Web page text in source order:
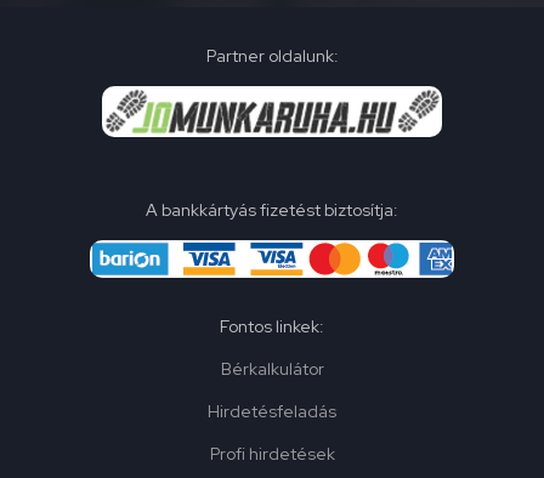
Partner oldalunk:
A bankkártyás fizetést biztosítja:
Fontos linkek:
Bérkalkulátor
Hirdetésfeladás
Profi hirdetések